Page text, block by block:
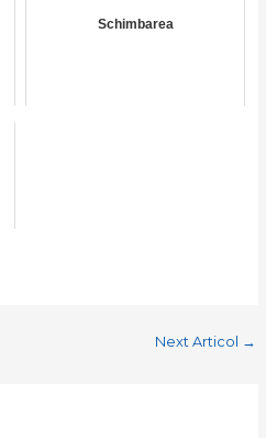
Schimbarea
Next Articol →